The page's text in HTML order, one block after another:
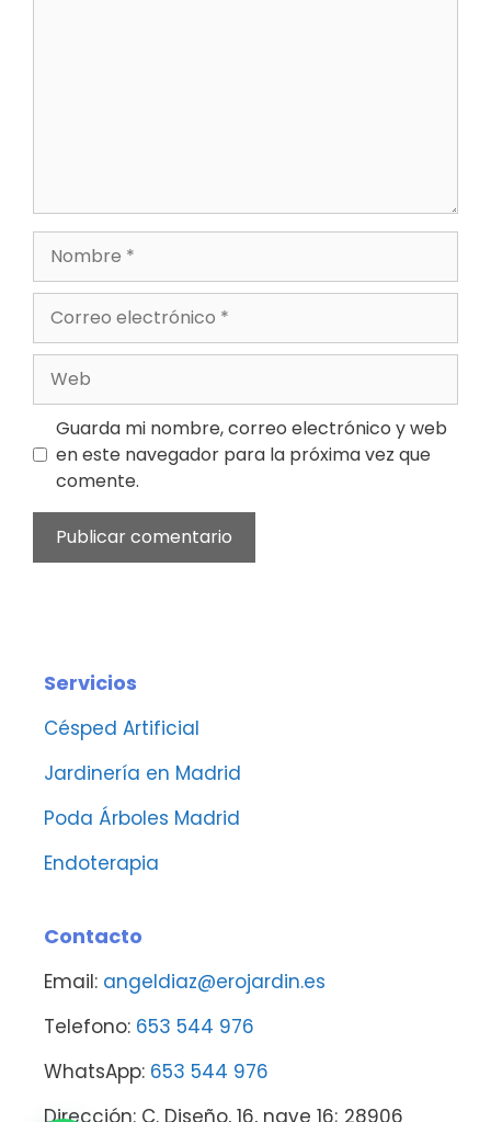
Nombre
electrónico
Guarda mi nombre, correo electrónico y web
en este navegador para la próxima vez que
comente.
Servicios
Césped Artificial
Jardinería en Madrid
Poda Árboles Madrid
Endoterapia
Contacto
Email: angeldiaz@erojardin.es
Telefono: 653 544 976
WhatsApp: 653 544 976
Dirección: C. Diseño, 16, nave 16; 28906